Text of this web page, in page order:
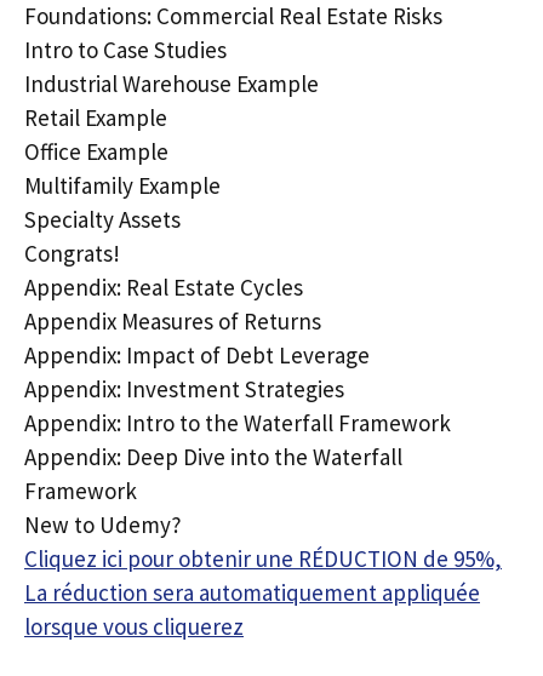
Foundations: Commercial Real Estate Risks
Intro to Case Studies
Industrial Warehouse Example
Retail Example
Office Example
Multifamily Example
Specialty Assets
Congrats!
Appendix: Real Estate Cycles
Appendix Measures of Returns
Appendix: Impact of Debt Leverage
Appendix: Investment Strategies
Appendix: Intro to the Waterfall Framework
Appendix: Deep Dive into the Waterfall
Framework
New to Udemy?
Cliquez ici pour obtenir une RÉDUCTION de 95%,
La réduction sera automatiquement appliquée
lorsque vous cliquerez